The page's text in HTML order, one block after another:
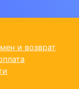
и возврат